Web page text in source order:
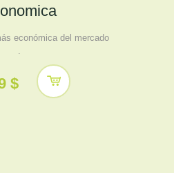
económica del mercado
.
$